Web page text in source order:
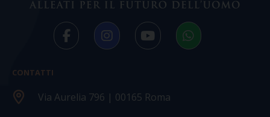
CONTATTI
Via Aurelia 796 | 00165 Roma